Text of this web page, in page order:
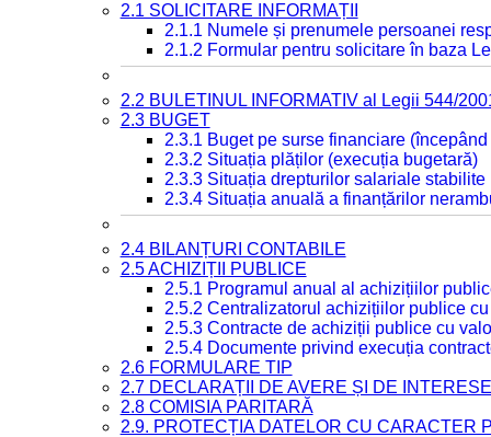
2.1 SOLICITARE INFORMAȚII
2.1.1 Numele și prenumele persoanei
2.1.2 Formular pentru solicitare în baza
2.2 BULETINUL INFORMATIV al Legii 544/
2.3 BUGET
2.3.1 Buget pe surse financiare
2.3.2 Situația plăților (execuția bugetară)
2.3.3 Situația drepturilor salariale
2.3.4 Situația anuală a finanțărilor
2.4 BILANȚURI CONTABILE
2.5 ACHIZIȚII PUBLICE
2.5.1 Programul anual al achizițiilor
2.5.2 Centralizatorul achizițiilor publice
2.5.3 Contracte de achiziții publice cu
2.5.4 Documente privind execuția
2.6 FORMULARE TIP
2.7 DECLARAȚII DE AVERE ȘI DE INTERESE
2.8 COMISIA PARITARĂ
2.9. PROTECȚIA DATELOR CU CARACTER